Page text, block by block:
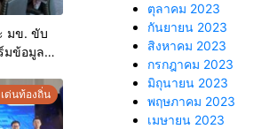
มข. ขับ
มข้อมูล
ด่นท้องถิ่น
ตุลาคม 2023
กันยายน 2023
สิงหาคม 2023
กรกฎาคม 2023
มิถุนายน 2023
พฤษภาคม 2023
เมษายน 2023